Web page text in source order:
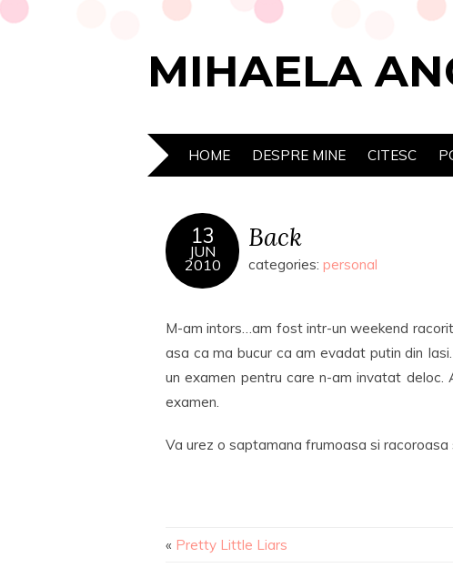
MIHAELA
HOME DESPRE MINE CITESC
13
JUN
2010
Back
categories: personal
M-am intors…am fost intr-un weekend
asa ca ma bucur ca am evadat putin din
un examen pentru care n-am invatat
examen.
Va urez o saptamana frumoasa si
« Pretty Little Liars